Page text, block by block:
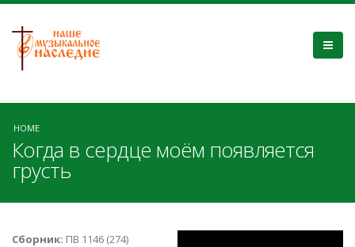
HOME
Когда в сердце моём появляется
грусть
Сборник: ПВ 1146 (274)